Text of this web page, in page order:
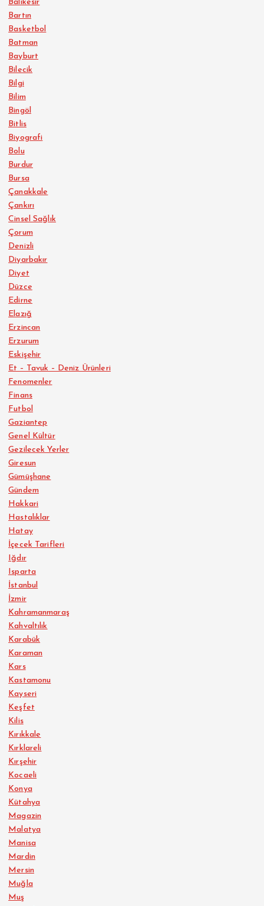
Balıkesir
Bartın
Basketbol
Batman
Bayburt
Bilecik
Bilgi
Bilim
Bingöl
Bitlis
Biyografi
Bolu
Burdur
Bursa
Çanakkale
Çankırı
Cinsel Sağlık
Çorum
Denizli
Diyarbakır
Diyet
Düzce
Edirne
Elazığ
Erzincan
Erzurum
Eskişehir
Et – Tavuk – Deniz Ürünleri
Fenomenler
Finans
Futbol
Gaziantep
Genel Kültür
Gezilecek Yerler
Giresun
Gümüşhane
Gündem
Hakkari
Hastalıklar
Hatay
İçecek Tarifleri
Iğdır
Isparta
İstanbul
İzmir
Kahramanmaraş
Kahvaltılık
Karabük
Karaman
Kars
Kastamonu
Kayseri
Keşfet
Kilis
Kırıkkale
Kırklareli
Kırşehir
Kocaeli
Konya
Kütahya
Magazin
Malatya
Manisa
Mardin
Mersin
Muğla
Muş